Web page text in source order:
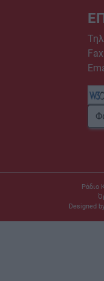
Ράδιο
Designed